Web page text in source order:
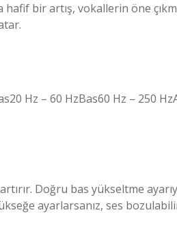
bir artış, vokallerin öne
Hz – 60 HzBas60 Hz – 250
Doğru bas yükseltme
ayarlarsanız, ses